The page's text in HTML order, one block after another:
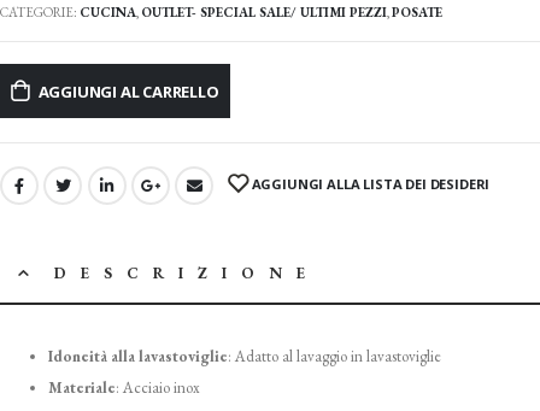
CATEGORIE: CUCINA, OUTLET- SPECIAL SALE/ ULTIMI PEZZI,POSATE
AGGIUNGI AL CARRELLO
AGGIUNGI ALLA LISTA DEI DESIDERI
DESCRIZIONE
Idoneità alla lavastoviglie: Adatto al lavaggio in lavastoviglie
Materiale: Acciaio inox